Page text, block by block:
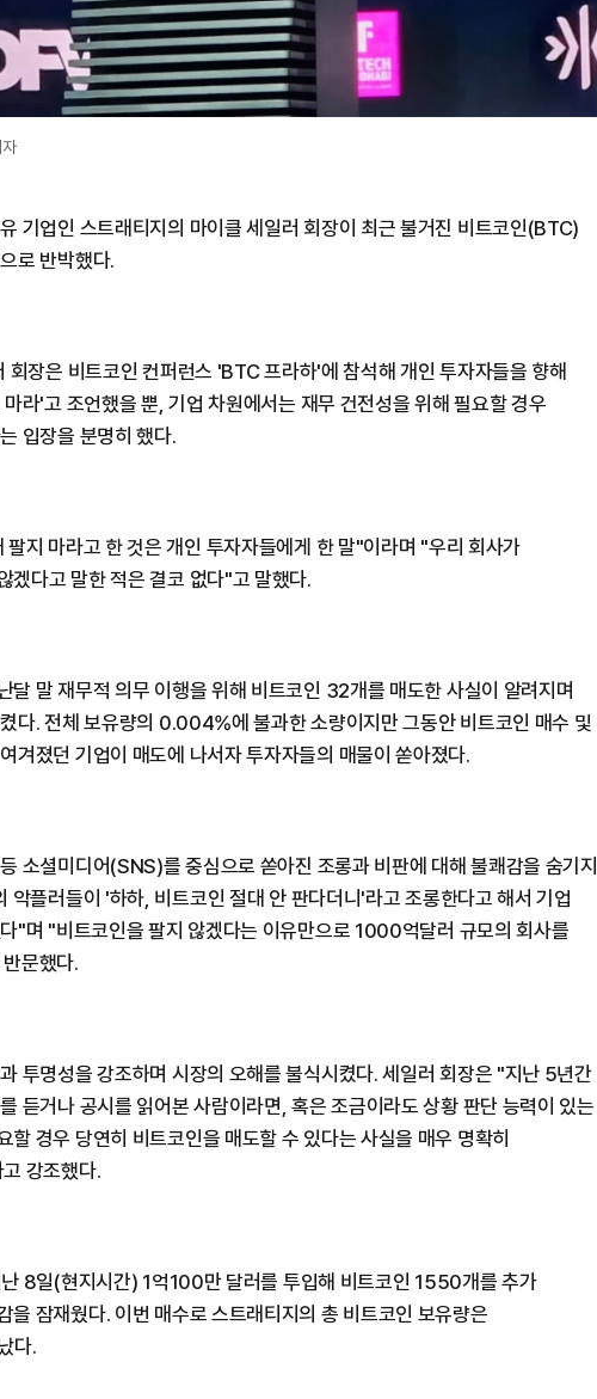
기업인 스트래티지의 마이클 세일러 회장이 최근 불거진 비트코인(BTC)
로 반박했다.
회장은 비트코인 컨퍼런스 'BTC 프라하'에 참석해 개인 투자자들을 향해
라'고 조언했을 뿐, 기업 차원에서는 재무 건전성을 위해 필요할 경우
입장을 분명히 했다.
지 마라고 한 것은 개인 투자자들에게 한 말"이라며 "우리 회사가
겠다고 말한 적은 결코 없다"고 말했다.
달 말 재무적 의무 이행을 위해 비트코인 32개를 매도한 사실이 알려지며
다. 전체 보유량의 0.004%에 불과한 소량이지만 그동안 비트코인 매수 및
겨졌던 기업이 매도에 나서자 투자자들의 매물이 쏟아졌다.
소셜미디어(SNS)를 중심으로 쏟아진 조롱과 비판에 대해 불쾌감을 숨기지
악플러들이 '하하, 비트코인 절대 안 판다더니'라고 조롱한다고 해서 기업
"며 "비트코인을 팔지 않겠다는 이유만으로 1000억달러 규모의 회사를
문했다.
투명성을 강조하며 시장의 오해를 불식시켰다. 세일러 회장은 "지난 5년간
듣거나 공시를 읽어본 사람이라면, 혹은 조금이라도 상황 판단 능력이 있는
할 경우 당연히 비트코인을 매도할 수 있다는 사실을 매우 명확히
강조했다.
8일(현지시간) 1억100만 달러를 투입해 비트코인 1550개를 추가
을 잠재웠다. 이번 매수로 스트래티지의 총 비트코인 보유량은
다.